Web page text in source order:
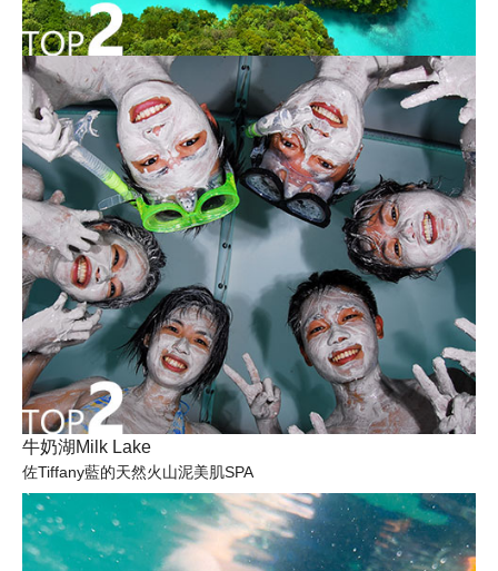
牛奶湖Milk Lake
佐Tiffany藍的天然火山泥美肌SPA